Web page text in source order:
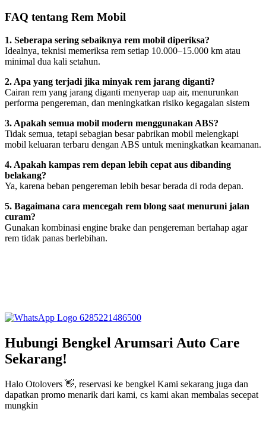
FAQ tentang Rem Mobil
1. Seberapa sering sebaiknya rem mobil diperiksa?
Idealnya, teknisi memeriksa rem setiap 10.000–15.000 km atau
minimal dua kali setahun.
2. Apa yang terjadi jika minyak rem jarang diganti?
Cairan rem yang jarang diganti menyerap uap air, menurunkan
performa pengereman, dan meningkatkan risiko kegagalan sistem
3. Apakah semua mobil modern menggunakan ABS?
Tidak semua, tetapi sebagian besar pabrikan mobil melengkapi
mobil keluaran terbaru dengan ABS untuk meningkatkan keamanan.
4. Apakah kampas rem depan lebih cepat aus dibanding
belakang?
Ya, karena beban pengereman lebih besar berada di roda depan.
5. Bagaimana cara mencegah rem blong saat menuruni jalan
curam?
Gunakan kombinasi engine brake dan pengereman bertahap agar
rem tidak panas berlebihan.
6285221486500
Hubungi Bengkel Arumsari Auto Care
Sekarang!
Halo Otolovers 👋, reservasi ke bengkel Kami sekarang juga dan
dapatkan promo menarik dari kami, cs kami akan membalas secepat
mungkin